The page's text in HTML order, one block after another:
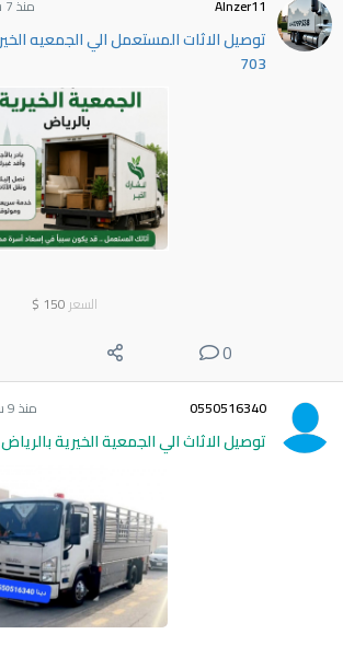
Alnzer11 منذ 7 ساعات
703
السعر 150
$
0
0550516340 منذ 9 ساعات
توصيل الاثاث الي الجمعية الخيرية بالرياض 0550516340